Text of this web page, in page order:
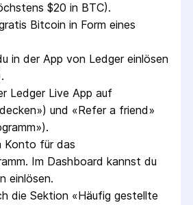
$20 in BTC).
Bitcoin in Form eines
in der App von Ledger einlösen
Ledger Live App auf
und «Refer a friend»
Konto für das
Im Dashboard kannst du
einlösen.
die Sektion «Häufig gestellte